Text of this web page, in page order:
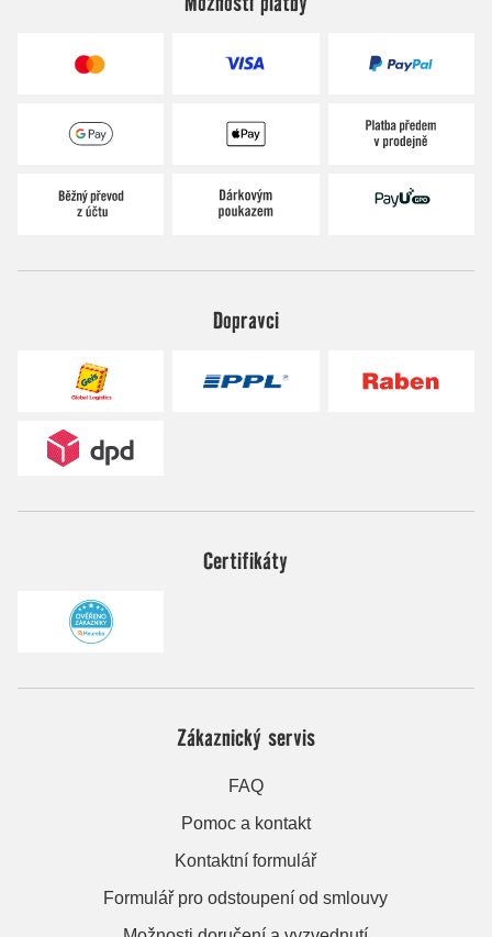
Dopravci
Certifikáty
Zákaznický servis
FAQ
Pomoc a kontakt
Kontaktní formulář
Formulář pro odstoupení od smlouvy